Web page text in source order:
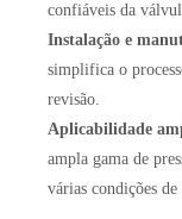
confiáveis ​​da
Instalação e
simplifica o
revisão.
Aplicabilidade
ampla gama de
várias condições